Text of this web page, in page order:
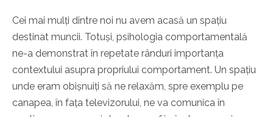
Cei mai mulți dintre noi nu avem acasă un spațiu
destinat muncii. Totuși, psihologia comportamentală
ne-a demonstrat în repetate rânduri importanța
contextului asupra propriului comportament. Un spațiu
unde eram obișnuiți să ne relaxăm, spre exemplu pe
canapea, în fața televizorului, ne va comunica în